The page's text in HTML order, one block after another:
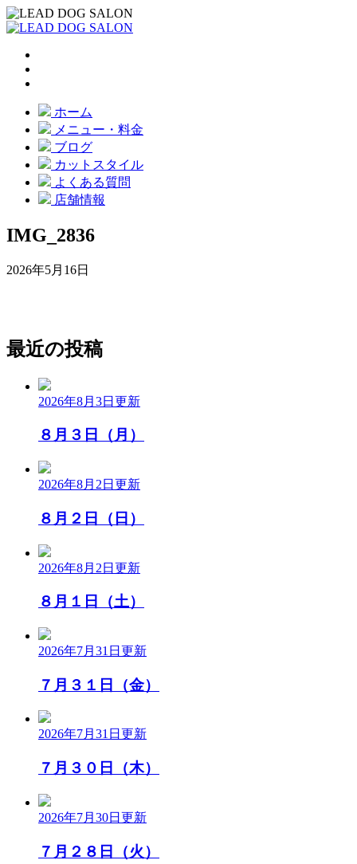
ホーム
メニュー・料金
ブログ
カットスタイル
よくある質問
店舗情報
IMG_2836
2026年5月16日
最近の投稿
2026年8月3日 更新
８月３日（月）
2026年8月2日 更新
８月２日（日）
2026年8月2日 更新
８月１日（土）
2026年7月31日 更新
７月３１日（金）
2026年7月31日 更新
７月３０日（木）
2026年7月30日 更新
７月２８日（火）